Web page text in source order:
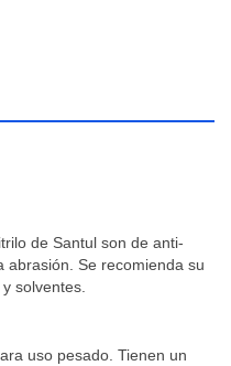
de Santul son de anti-
abrasión. Se recomienda su
solventes.
uso pesado. Tienen un